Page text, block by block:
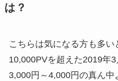
は？
こちらは気になる方も多い
10,000PVを超えた2019年3
3,000円～4,000円の真ん